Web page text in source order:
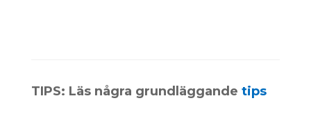
TIPS: Läs några grundläggande tips